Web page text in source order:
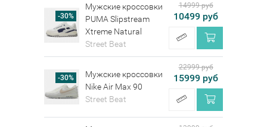
-30%
Мужские кроссовки
PUMA Slipstream
Xtreme Natural
Street Beat
14999 руб
10499 руб
-30%
Мужские кроссовки
Nike Air Max 90
Street Beat
22999 руб
15999 руб